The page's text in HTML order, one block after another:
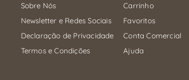
Sobre Nós
Newsletter e Redes Sociais
Declaração de Privacidade
Termos e Condições
Carrinho
Favoritos
Conta Comercial
Ajuda